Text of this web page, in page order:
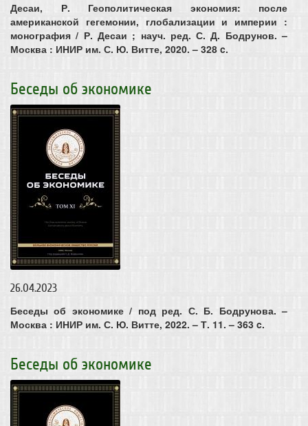
Десаи, Р. Геополитическая экономия: после
американской гегемонии, глобализации и империи :
монография / Р. Десаи ; науч. ред. С. Д. Бодрунов. –
Москва : ИНИР им. С. Ю. Витте, 2020. – 328 c.
Беседы об экономике
26.04.2023
Беседы об экономике / под ред. С. Б. Бодрунова. –
Москва : ИНИР им. С. Ю. Витте, 2022. – Т. 11. – 363 c.
Беседы об экономике